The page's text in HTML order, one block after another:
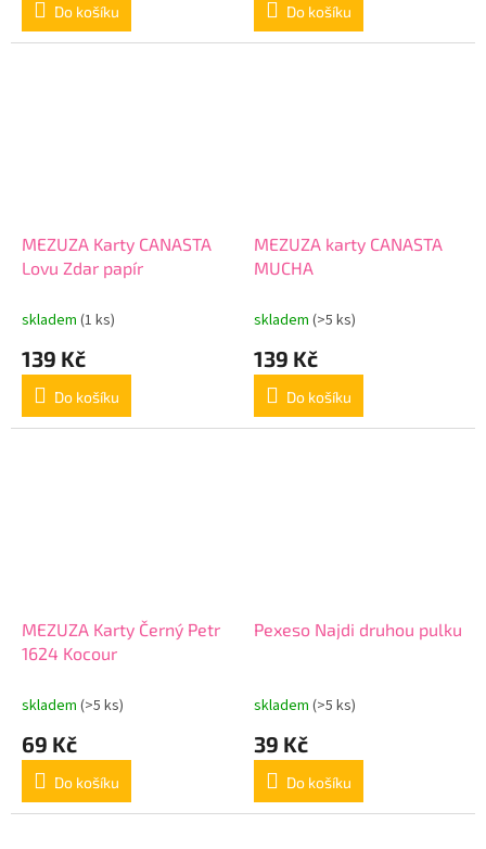
Do košíku Do košíku
MEZUZA Karty CANASTA
Lovu Zdar papír
skladem (1 ks)
139 Kč
Do košíku
MEZUZA karty CANASTA
MUCHA
skladem (>5 ks)
139 Kč
Do košíku
MEZUZA Karty Černý Petr
1624 Kocour
skladem (>5 ks)
69 Kč
Do košíku
Pexeso Najdi druhou pulku
skladem (>5 ks)
39 Kč
Do košíku